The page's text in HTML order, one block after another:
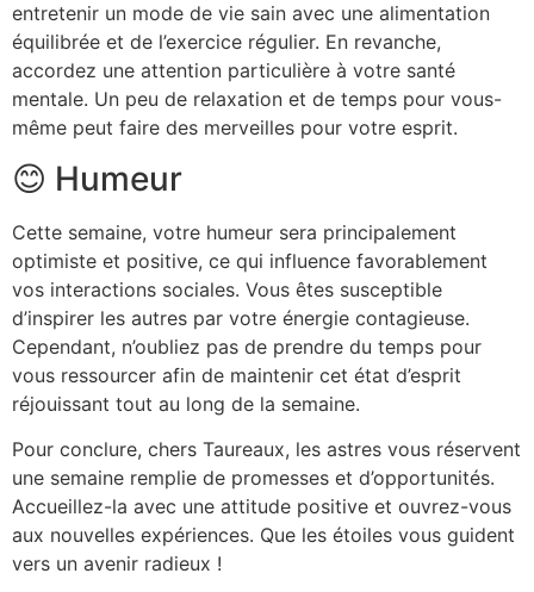
entretenir un mode de vie sain avec une alimentation
équilibrée et de l’exercice régulier. En revanche,
accordez une attention particulière à votre santé
mentale. Un peu de relaxation et de temps pour vous-
même peut faire des merveilles pour votre esprit.
😊 Humeur
Cette semaine, votre humeur sera principalement
optimiste et positive, ce qui influence favorablement
vos interactions sociales. Vous êtes susceptible
d’inspirer les autres par votre énergie contagieuse.
Cependant, n’oubliez pas de prendre du temps pour
vous ressourcer afin de maintenir cet état d’esprit
réjouissant tout au long de la semaine.
Pour conclure, chers Taureaux, les astres vous réservent
une semaine remplie de promesses et d’opportunités.
Accueillez-la avec une attitude positive et ouvrez-vous
aux nouvelles expériences. Que les étoiles vous guident
vers un avenir radieux !